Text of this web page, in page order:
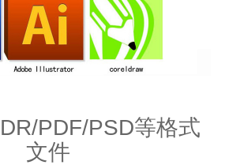
PDF/PSD等格式
文件